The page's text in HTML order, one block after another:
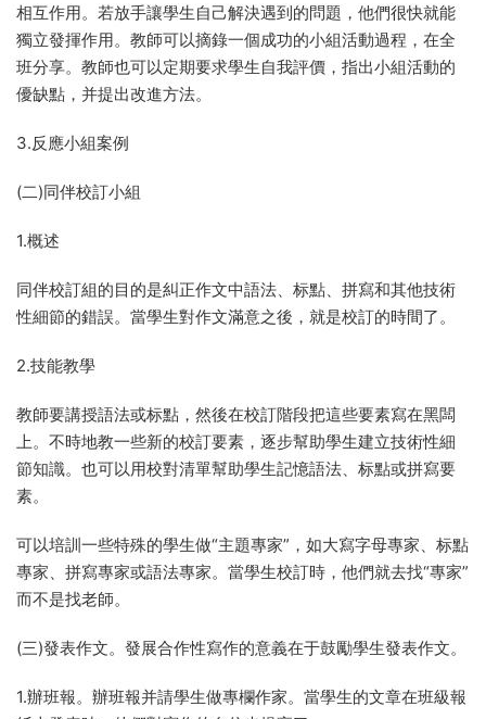
相互作用。若放手讓學生自己解決遇到的問題，他們很快就能
獨立發揮作用。教師可以摘錄一個成功的小組活動過程，在全
班分享。教師也可以定期要求學生自我評價，指出小組活動的
優缺點，并提出改進方法。​​​​​​​​​​​​​​​
3.反應小組案例
(二)同伴校訂小組
1.概述
同伴校訂組的目的是糾正作文中語法、标點、拼寫和其他技術
性細節的錯誤。當學生對作文滿意之後，就是校訂的時間了。
2.技能教學
教師要講授語法或标點，然後在校訂階段把這些要素寫在黑闆
上。不時地教一些新的校訂要素，逐步幫助學生建立技術性細
節知識。也可以用校對清單幫助學生記憶語法、标點或拼寫要
素。
可以培訓一些特殊的學生做“主題專家”，如大寫字母專家、标點
專家、拼寫專家或語法專家。當學生校訂時，他們就去找“專家”
而不是找老師。
(三)發表作文。發展合作性寫作的意義在于鼓勵學生發表作文。
1.辦班報。辦班報并請學生做專欄作家。當學生的文章在班級報